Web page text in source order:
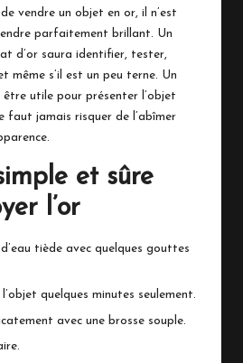
vendre un objet en or, il n’est
parfaitement brillant. Un
d’or saura identifier, tester,
même s’il est un peu terne. Un
utile pour présenter l’objet
faut jamais risquer de l’abîmer
et sûre
l’or
tiède avec quelques gouttes
quelques minutes seulement.
avec une brosse souple.